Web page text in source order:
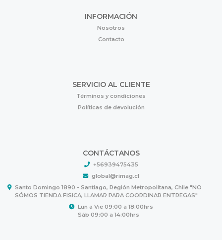
INFORMACIÓN
Nosotros
Contacto
SERVICIO AL CLIENTE
Términos y condiciones
Políticas de devolución
CONTÁCTANOS
+56939475435
global@rimag.cl
Santo Domingo 1890 - Santiago, Región Metropolitana, Chile "NO
SÓMOS TIENDA FISICA, LLAMAR PARA COORDINAR ENTREGAS"
Lun a Vie 09:00 a 18:00hrs
Sáb 09:00 a 14:00hrs